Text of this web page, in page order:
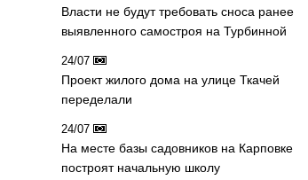
Власти не будут требовать сноса ранее
выявленного самостроя на Турбинной
24/07
Проект жилого дома на улице Ткачей
переделали
24/07
На месте базы садовников на Карповке
построят начальную школу